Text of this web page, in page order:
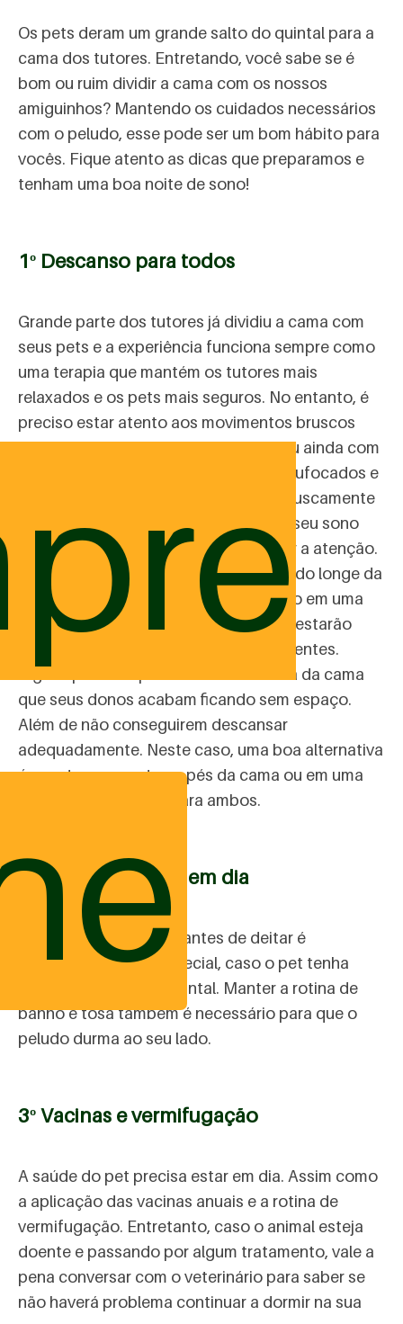
Os pets deram um grande salto do quintal para a
cama dos tutores. Entretando, você sabe se é
bom ou ruim dividir a cama com os nossos
amiguinhos? Mantendo os cuidados necessários
com o peludo, esse pode ser um bom hábito para
vocês. Fique atento as dicas que preparamos e
tenham uma boa noite de sono!
1º Descanso para todos
Grande parte dos tutores já dividiu a cama com
seus pets e a experiência funciona sempre como
uma terapia que mantém os tutores mais
relaxados e os pets mais seguros. No entanto, é
preciso estar atento aos movimentos bruscos
que podem derrubar o pet da cama ou ainda com
gatos e cães filhotes que podem ser sufocados e
até esmagados, caso o tutor mude bruscamente
de posição, enquanto dorme. Caso o seu sono
seja muito agitado, é preciso redobrar a atenção.
E, em alguns casos, manter o seu peludo longe da
cama. Também é possível acostumá-lo em uma
caminha ao lado da sua, assim, vocês estarão
bem perto e sem correr riscos de acidentes.
Alguns pets se apoderam de tal forma da cama
que seus donos acabam ficando sem espaço.
Além de não conseguirem descansar
adequadamente. Neste caso, uma boa alternativa
é acostumar o pet nos pés da cama ou em uma
posição confortável para ambos.
2º Higiene sempre em dia
Higienizar as patinhas antes de deitar é
imprescindível, em especial, caso o pet tenha
passeado na rua ou quintal. Manter a rotina de
banho e tosa também é necessário para que o
peludo durma ao seu lado.
3º Vacinas e vermifugação
A saúde do pet precisa estar em dia. Assim como
a aplicação das vacinas anuais e a rotina de
vermifugação. Entretanto, caso o animal esteja
doente e passando por algum tratamento, vale a
pena conversar com o veterinário para saber se
não haverá problema continuar a dormir na sua